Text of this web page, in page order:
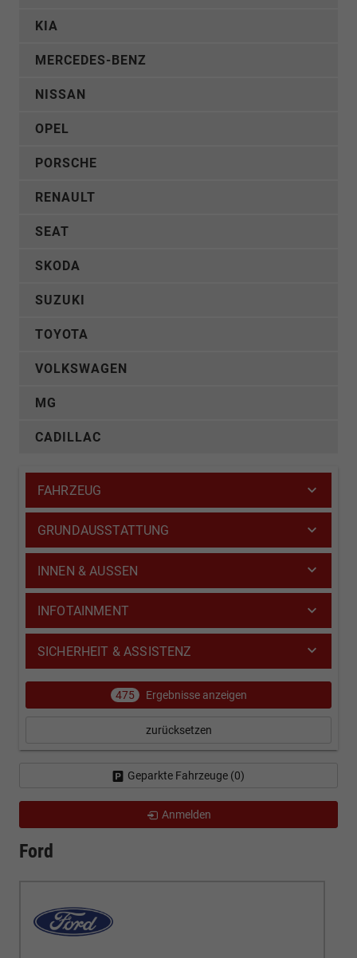
Ford
KIA
MERCEDES-BENZ
NISSAN
OPEL
PORSCHE
RENAULT
SEAT
SKODA
SUZUKI
TOYOTA
VOLKSWAGEN
MG
CADILLAC
FAHRZEUG
GRUNDAUSSTATTUNG
INNEN & AUSSEN
INFOTAINMENT
SICHERHEIT & ASSISTENZ
475 Ergebnisse anzeigen
zurücksetzen
Geparkte Fahrzeuge (0)
Anmelden